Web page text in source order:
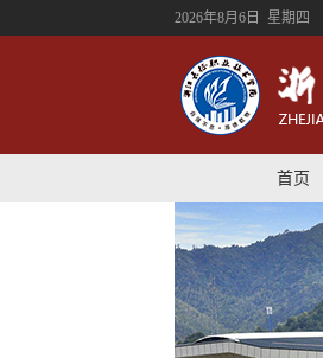
2026年8月6日 星期四
首页